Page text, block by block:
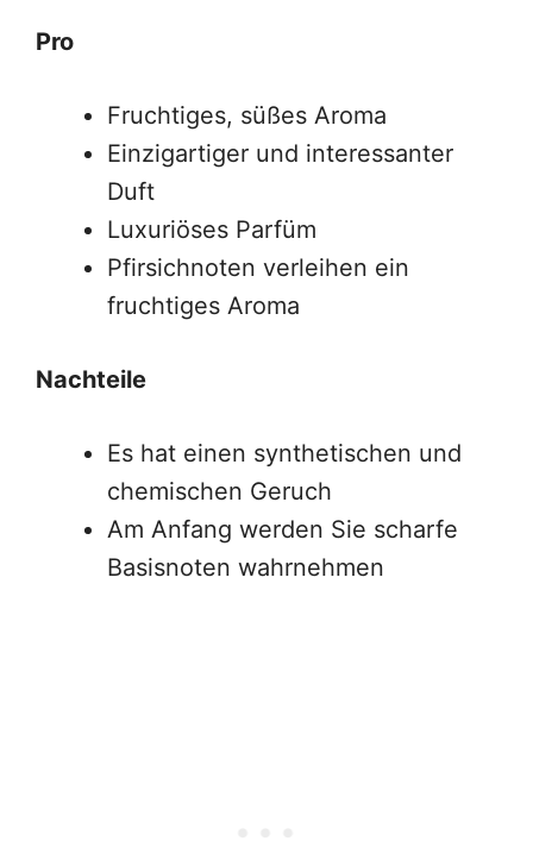
Pro
Fruchtiges, süßes Aroma
Einzigartiger und interessanter
Duft
Luxuriöses Parfüm
Pfirsichnoten verleihen ein
fruchtiges Aroma
Nachteile
Es hat einen synthetischen und
chemischen Geruch
Am Anfang werden Sie scharfe
Basisnoten wahrnehmen